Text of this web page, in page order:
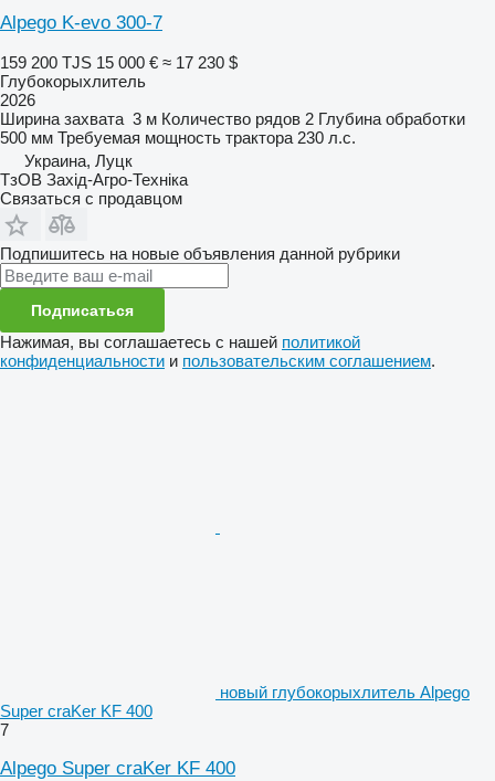
Alpego K-evo 300-7
159 200 TJS 15 000 € ≈ 17 230 $
Глубокорыхлитель
2026
Ширина захвата 3 м Количество рядов 2 Глубина обработки
500 мм Требуемая мощность трактора 230 л.с.
Украина, Луцк
ТзОВ Захід-Агро-Техніка
Связаться с продавцом
Подпишитесь на новые объявления данной рубрики
Подписаться
Нажимая, вы соглашаетесь с нашей политикой
конфиденциальности и пользовательским соглашением.
новый глубокорыхлитель Alpego
Super craKer KF 400
7
Alpego Super craKer KF 400